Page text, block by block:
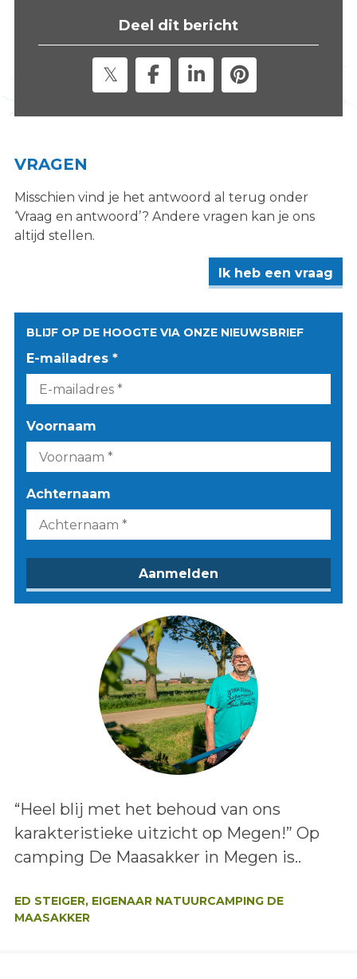
Deel dit bericht
VRAGEN
Misschien vind je het antwoord al terug onder
‘Vraag en antwoord’? Andere vragen kan je ons
altijd stellen.
Ik heb een vraag
BLIJF OP DE HOOGTE VIA ONZE NIEUWSBRIEF
E-mailadres *
Voornaam
Achternaam
Lees het bericht:
“Heel blij met het behoud van ons
karakteristieke uitzicht op Megen!” Op
camping De Maasakker in Megen is..
ED STEIGER, EIGENAAR NATUURCAMPING DE
MAASAKKER